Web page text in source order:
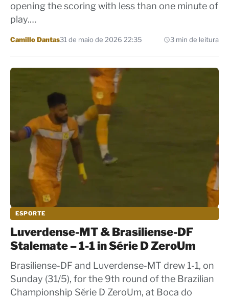
opening the scoring with less than one minute of
play.…
Por
Camillo Dantas31 de maio de 2026 22:35 3 min de leitura
ESPORTE
Luverdense-MT & Brasiliense-DF
Stalemate – 1-1 in Série D ZeroUm
Brasiliense-DF and Luverdense-MT drew 1-1, on
Sunday (31/5), for the 9th round of the Brazilian
Championship Série D ZeroUm, at Boca do